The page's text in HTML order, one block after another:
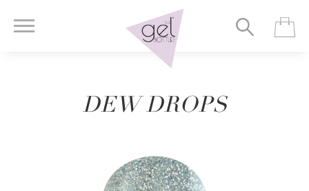
DEW DROPS